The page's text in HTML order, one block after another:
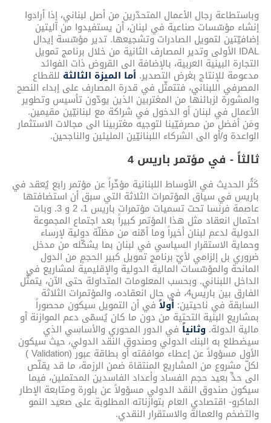
وباستطاعة رجال الأعمال المتحدّرين من أصل لبناني، إذا أرادوا
إنشاء مؤسّسات صناعية في لبنان، أن يستفيدوا من آليتين
إضافيّتين لتمويل الصادرات وتشجيعها. تدير مؤسّسة إيدال
IDAL الأولى وتدير المصارف الثانية من خلال برنامج تمويل
التجارة البينية العربية، بالإضافة الى القروض ذات الفوائد
مدعومة للإنتاج بغرض التصدير. أما الميزة الثالثة للقطاع
المصرفي اللبناني، فتتمثّل في قدرة المصارف على إبداء النصح
والمشورة لزبائنها من المغتربين الذين يودّون تأسيس وتطوير
الأعمال في لبنان أو الدخول في شراكة مع لبنانيّين مقيمين.
ومَن أفضل من مصرفيّينا لتوجيه مغتربينا الى مجالات الاستثمار
الواعدة و/أو الى الشركاء اللبنانيّين المليئين والناجحين.
ثالثاً - في مؤتمر باريس 4
كَثُر الحديث في الأوساط اللبنانية مؤخّراً عن مؤتمر رابع يُعقد في
باريس في سياق المؤتمرات الثلاثة التي سبق أن استضافتها
عاصمة فرنسا تحت تسميات مؤتمرات باريس 1، 2 و 3. وبات
احتمال انعقاد مثل هذا المؤتمر كبيراً بعد اجتماع المجموعة
الدولية لدعم لبنان أخيراً وما أمّنه من مظلّة دولية لإرساء
وحماية الاستقرار السياسي في لبنان بما يشكّله من مدخل
ضروري بل إلزامي لأيّ برنامج تمويل كبير الحجمٍ من الدول
المانحة والمؤسّسات المالية الدولية والإقليمية لمشاريع في
الداخل اللبناني. وبحسب المعلومات المتداولة حتى الآن، يتمثّل
الفارق بين باريس4، في حال انعقاده، والمؤتمرات الثلاثة
السابقة في ناحيتين: أولاً في أن التمويل سيكون محصوراً
بمشاريع البنية التحتية من دون ما كان يُسمّى دعم الموازنة أو
مالية الدولة. وثانياً في الدور المحوري والأساسي الذي
سيضطلع به البنك الدولي وصندوق النقد الدولي، حيث سيكون
الأول مسؤولاً عن إعطاء موافقته أو بطاقة عبور (Validation )
لكلّ مشروع من المشاريع المنتقاة ضمن الرزمة، ما قد يقلّص
الى حدٍّ بعيد حجم الفساد وأعداد الفاسدين المحتملين، فيما
سيكون صندوق النقد الدولي مسؤولاً عن بلورة ومتابعة الإطار
الماكرو- اقتصادي العام بتوازناته المطلوبة على صعيد النمو
والتضخم والعمالة والاستقرار النقدي.